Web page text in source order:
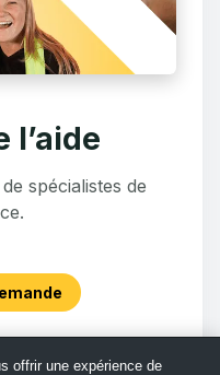
l’aide
spécialistes de
offrir une expérience de